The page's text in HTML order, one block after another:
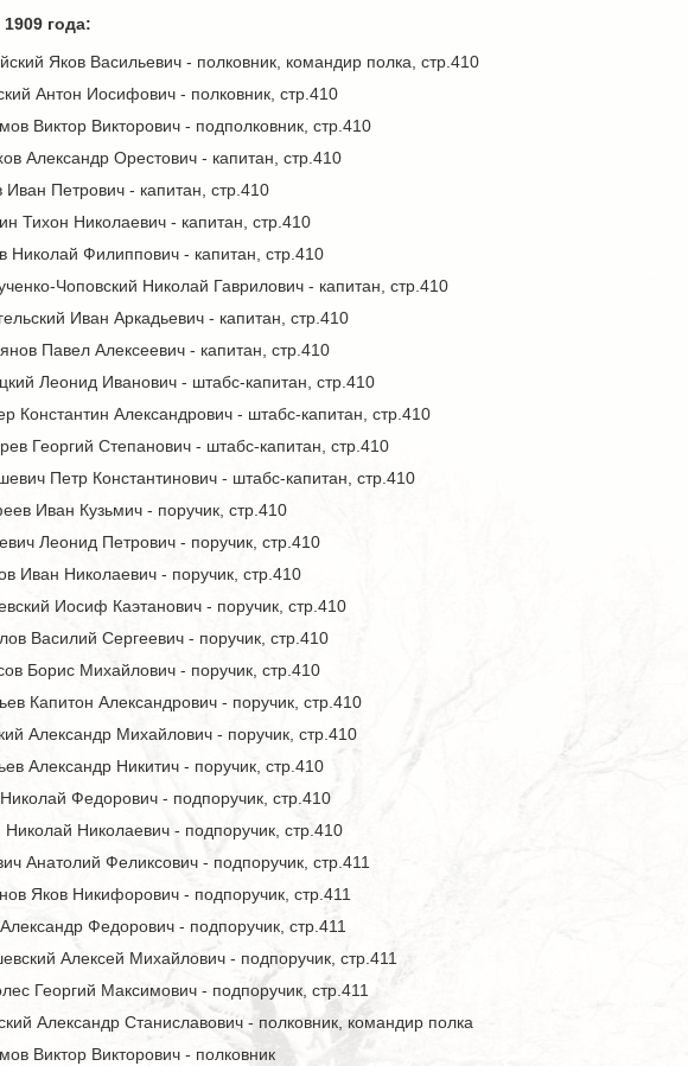
года:
Яков Васильевич - полковник, командир полка, стр.410
Антон Иосифович - полковник, стр.410
Виктор Викторович - подполковник, стр.410
Александр Орестович - капитан, стр.410
Петрович - капитан, стр.410
Тихон Николаевич - капитан, стр.410
Николай Филиппович - капитан, стр.410
Чоповский Николай Гаврилович - капитан, стр.410
Иван Аркадьевич - капитан, стр.410
Павел Алексеевич - капитан, стр.410
Леонид Иванович - штабс-капитан, стр.410
Константин Александрович - штабс-капитан, стр.410
Георгий Степанович - штабс-капитан, стр.410
Петр Константинович - штабс-капитан, стр.410
Иван Кузьмич - поручик, стр.410
Леонид Петрович - поручик, стр.410
Иван Николаевич - поручик, стр.410
Иосиф Каэтанович - поручик, стр.410
Василий Сергеевич - поручик, стр.410
Борис Михайлович - поручик, стр.410
Капитон Александрович - поручик, стр.410
Александр Михайлович - поручик, стр.410
Александр Никитич - поручик, стр.410
Федорович - подпоручик, стр.410
Николаевич - подпоручик, стр.410
Анатолий Феликсович - подпоручик, стр.411
Яков Никифорович - подпоручик, стр.411
Федорович - подпоручик, стр.411
Алексей Михайлович - подпоручик, стр.411
Георгий Максимович - подпоручик, стр.411
Александр Станиславович - полковник, командир полка
Виктор Викторович - полковник